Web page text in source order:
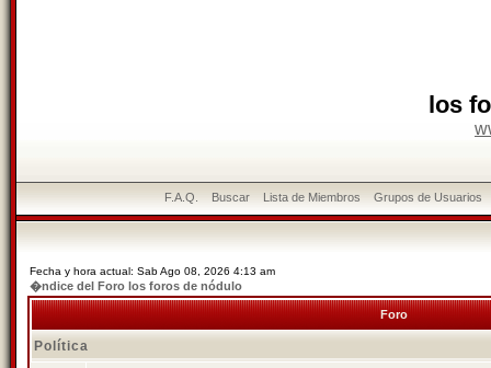
los
F.A.Q. Buscar Lista de Miembros Grupos de Usuarios
Fecha y hora actual: Sab Ago 08, 2026 4:13 am
�ndice del Foro los foros de nódulo
Foro
Política